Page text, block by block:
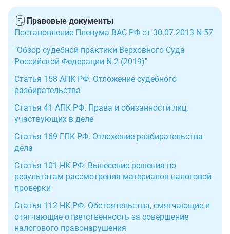
Правовые документы
Постановление Пленума ВАС РФ от 30.07.2013 N 57
"Обзор судебной практики Верховного Суда
Российской Федерации N 2 (2019)"
Статья 158 АПК РФ. Отложение судебного
разбирательства
Статья 41 АПК РФ. Права и обязанности лиц,
участвующих в деле
Статья 169 ГПК РФ. Отложение разбирательства
дела
Статья 101 НК РФ. Вынесение решения по
результатам рассмотрения материалов налоговой
проверки
Статья 112 НК РФ. Обстоятельства, смягчающие и
отягчающие ответственность за совершение
налогового правонарушения